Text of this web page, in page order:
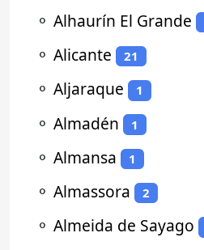
⚬ Alhaurín El Grande
⚬ Alicante 21
⚬ Aljaraque 1
⚬ Almadén 1
⚬ Almansa 1
⚬ Almassora 2
⚬ Almeida de Sayago